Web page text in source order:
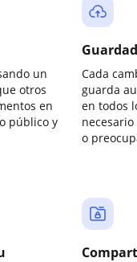
un
otros
en
público y
Cada
guarda
en todos
o